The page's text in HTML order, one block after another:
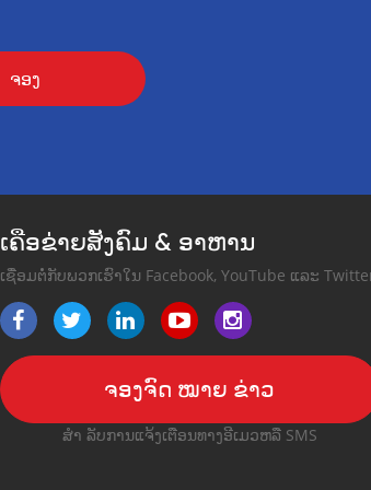
ຈອງ
ເຄືອຂ່າຍສັງຄົມ & ອາຫານ
ເຊື່ອມຕໍ່ກັບພວກເຮົາໃນ Facebook, YouTube ແລະ
ຈອງຈົດ ໝາຍ ຂ່າວ
ສຳ ລັບການແຈ້ງເຕືອນທາງອີເມວຫລື SMS